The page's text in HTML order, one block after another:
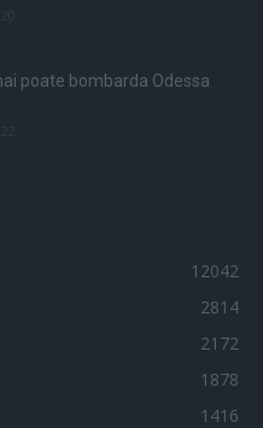
poate bombarda Odessa
12042
2814
2172
1878
1416